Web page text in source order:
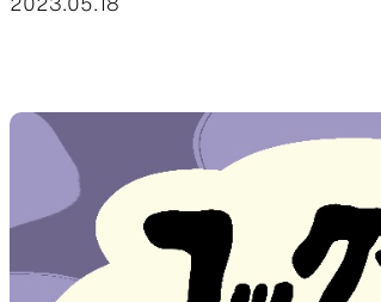
最軽量のスリーピングパッド
2023.05.18